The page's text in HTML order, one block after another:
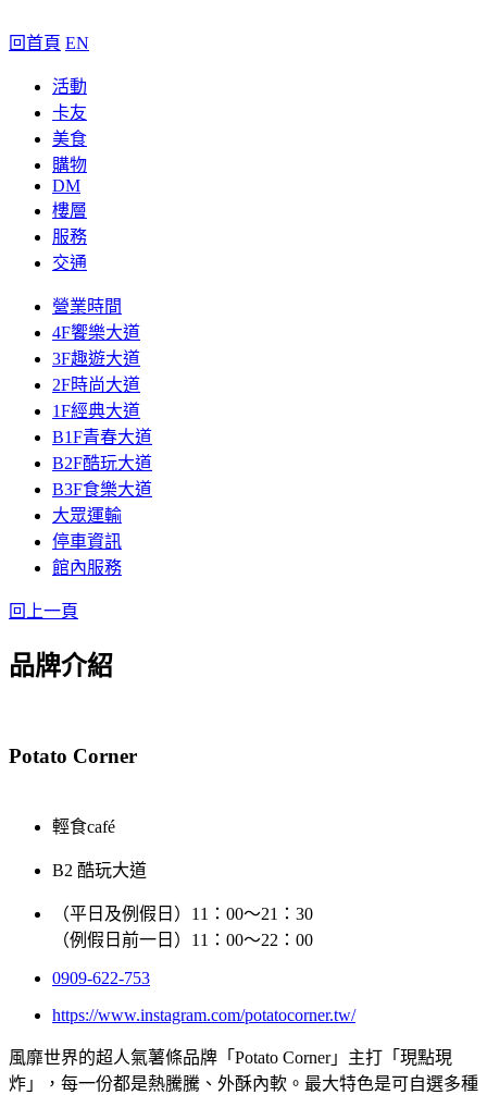
回首頁 EN
活動
卡友
美食
購物
DM
樓層
服務
交通
營業時間
4F饗樂大道
3F趣遊大道
2F時尚大道
1F經典大道
B1F青春大道
B2F酷玩大道
B3F食樂大道
大眾運輸
停車資訊
館內服務
回上一頁
品牌介紹
Potato Corner
輕食café
B2 酷玩大道
（平日及例假日）11：00～21：30
（例假日前一日）11：00～22：00
0909-622-753
https://www.instagram.com/potatocorner.tw/
風靡世界的超人氣薯條品牌「Potato Corner」主打「現點現
炸」，每一份都是熱騰騰、外酥內軟。最大特色是可自選多種